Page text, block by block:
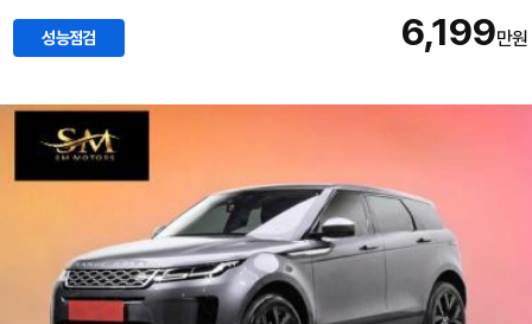
성능점검 6,199만원